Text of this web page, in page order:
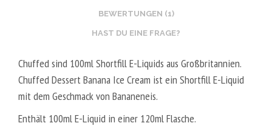
BEWERTUNGEN (1)
HAST DU EINE FRAGE?
Chuffed sind 100ml Shortfill E-Liquids aus Großbritannien.
Chuffed Dessert Banana Ice Cream ist ein Shortfill E-Liquid
mit dem Geschmack von Bananeneis.
Enthält 100ml E-Liquid in einer 120ml Flasche.